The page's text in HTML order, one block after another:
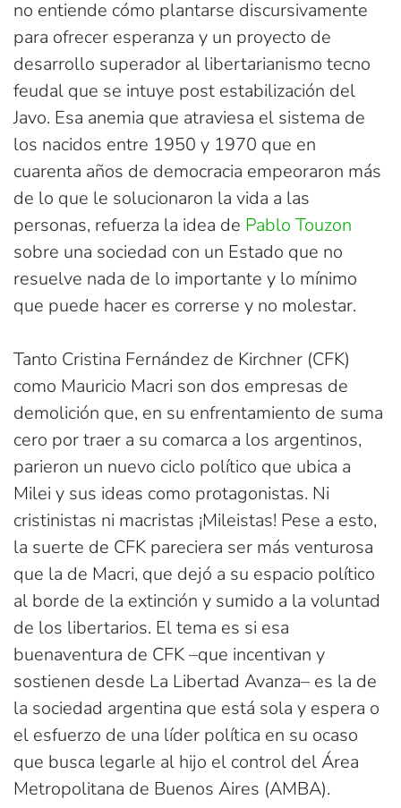
no entiende cómo plantarse discursivamente
para ofrecer esperanza y un proyecto de
desarrollo superador al libertarianismo tecno
feudal que se intuye post estabilización del
Javo. Esa anemia que atraviesa el sistema de
los nacidos entre 1950 y 1970 que en
cuarenta años de democracia empeoraron más
de lo que le solucionaron la vida a las
personas, refuerza la idea de Pablo Touzon
sobre una sociedad con un Estado que no
resuelve nada de lo importante y lo mínimo
que puede hacer es correrse y no molestar.
Tanto Cristina Fernández de Kirchner (CFK)
como Mauricio Macri son dos empresas de
demolición que, en su enfrentamiento de suma
cero por traer a su comarca a los argentinos,
parieron un nuevo ciclo político que ubica a
Milei y sus ideas como protagonistas. Ni
cristinistas ni macristas ¡Mileistas! Pese a esto,
la suerte de CFK pareciera ser más venturosa
que la de Macri, que dejó a su espacio político
al borde de la extinción y sumido a la voluntad
de los libertarios. El tema es si esa
buenaventura de CFK –que incentivan y
sostienen desde La Libertad Avanza– es la de
la sociedad argentina que está sola y espera o
el esfuerzo de una líder política en su ocaso
que busca legarle al hijo el control del Área
Metropolitana de Buenos Aires (AMBA).